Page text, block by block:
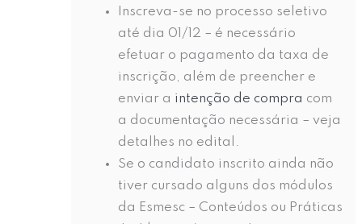
Inscreva-se no processo seletivo
até dia 01/12 – é necessário
efetuar o pagamento da taxa de
inscrição, além de preencher e
enviar a intenção de compra com
a documentação necessária – veja
detalhes no edital.
Se o candidato inscrito ainda não
tiver cursado alguns dos módulos
da Esmesc – Conteúdos ou Práticas